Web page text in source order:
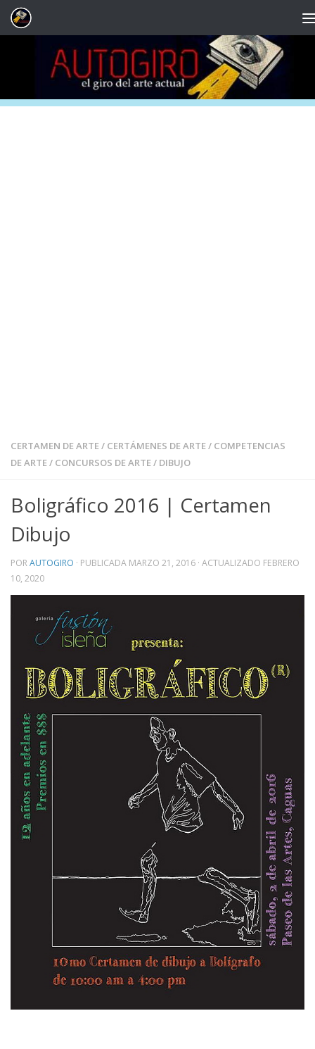
Saltar al contenido
CERTAMEN DE ARTE/ CERTÁMENES DE ARTE/ COMPETENCIAS
DE ARTE/ CONCURSOS DE ARTE/ DIBUJO
Boligráfico 2016 | Certamen
Dibujo
PORAUTOGIRO · PUBLICADA MARZO 21, 2016 · ACTUALIZADO FEBRERO
10, 2020